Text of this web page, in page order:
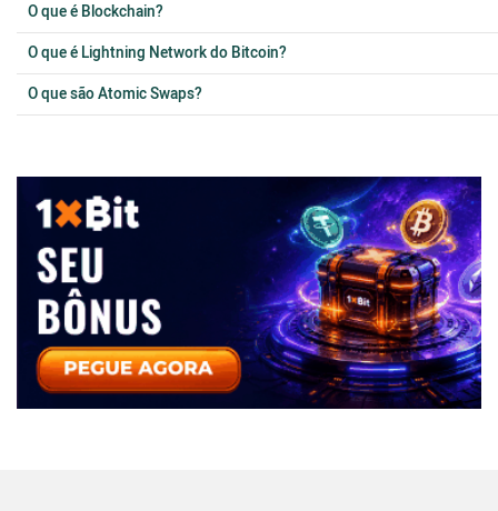
O que é Blockchain?
O que é Lightning Network do Bitcoin?
O que são Atomic Swaps?